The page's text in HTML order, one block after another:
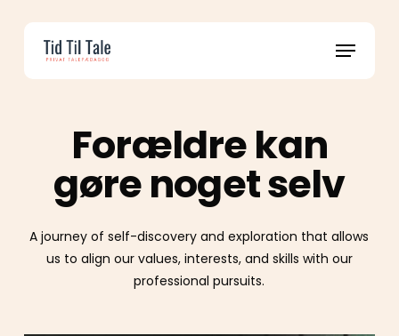
content
Menu
Forældre kan
gøre noget selv
A journey of self-discovery and exploration that allows
us to align our values, interests, and skills with our
professional pursuits.